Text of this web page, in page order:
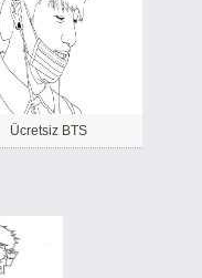
Ücretsiz BTS